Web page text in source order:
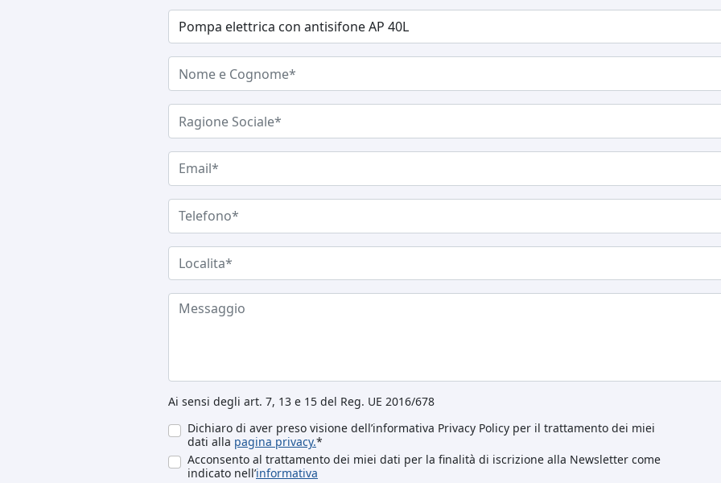
Ai sensi degli art. 7, 13 e 15 del Reg. UE 2016/678
Dichiaro di aver preso visione dell’informativa Privacy Policy per il trattamento dei miei
dati alla pagina privacy.*
Acconsento al trattamento dei miei dati per la finalità di iscrizione alla Newsletter come
indicato nell’informativa